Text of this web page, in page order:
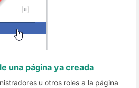
una página ya creada
u otros roles a la página